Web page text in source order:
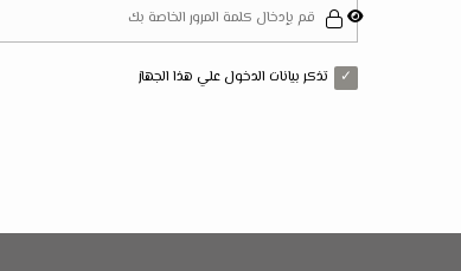
تذكر بيانات الدخول علي هذا الجهاز